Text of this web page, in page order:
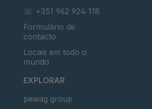
☏ +351 962 924 118
Formulário de
contacto
Locais em todo o
mundo
EXPLORAR
pewag group